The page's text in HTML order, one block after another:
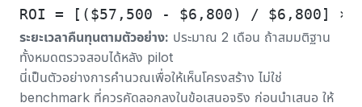
ROI = [($57,500 - $6,800) / $6,800] ×
ระยะเวลาคืนทุนตามตัวอย่าง: ประมาณ 2 เดือน ถ้าสมมติฐาน
ทั้งหมดตรวจสอบได้หลัง pilot
นี่เป็นตัวอย่างการคำนวณเพื่อให้เห็นโครงสร้าง ไม่ใช่
benchmark ที่ควรคัดลอกลงในข้อเสนอจริง ก่อนนำเสนอ ให้